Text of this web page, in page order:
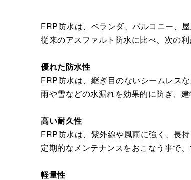
FRP防水は、ベランダ、バルコニー、
従来のアスファルト防水に比べ、次の利
優れた防水性
FRP防水は、継ぎ目のないシームレス
雨や雪などの水漏れを効果的に防ぎ、建
高い耐久性
FRP防水は、紫外線や風雨に強く、長持
定期的なメンテナンスをおこなう事で
軽量性